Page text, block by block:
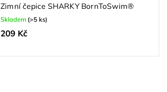
Zimní čepice SHARKY BornToSwim®
Skladem (>5 ks)
209 Kč